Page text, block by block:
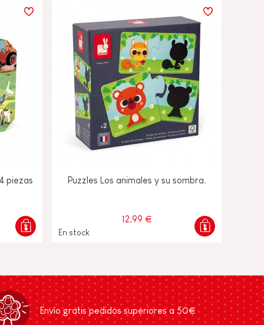
piezas Puzzles Los animales y su sombra.
12,99 €
En stock
Envío gratis pedidos superiores a 50€